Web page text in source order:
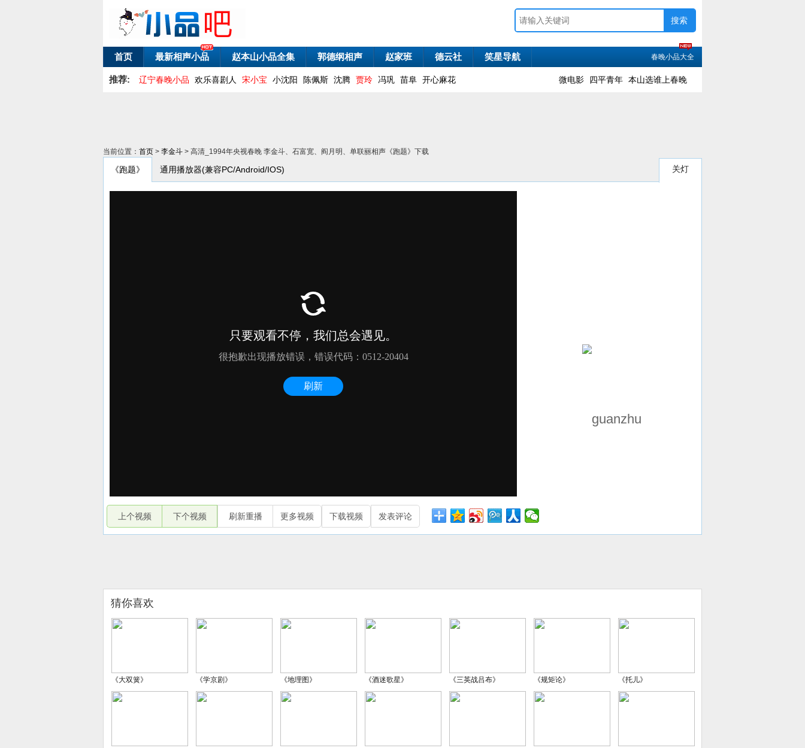
首页 最新相声小品 赵本山小品全集 郭德纲相声 赵家班 德云社 笑星导航 春晚小品大全
推荐: 辽宁春晚小品 欢乐喜剧人 宋小宝 小沈阳 陈佩斯 沈腾 贾玲 冯巩 苗阜 开心麻花 微电影 四平青年 本山选谁上春晚
当前位置： 首页 > 李金斗 > 高清_1994年央视春晚 李金斗、石富宽、阎月明、单联丽相声《跑题》下载
《跑题》 通用播放器(兼容PC/Android/IOS) 关灯
上个视频 下个视频 刷新重播 更多视频 下载视频 发表评论
猜你喜欢
《大双簧》 《学京剧》 《地理图》 《酒迷歌星》 《三英战吕布》 《规矩论》 《托儿》